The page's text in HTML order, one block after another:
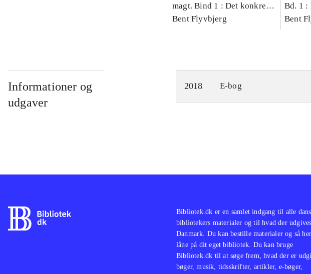
magt. Bind 1 : Det konkretes
videnskab
Bent Flyvbjerg
Bd. 1 :
Bent
Informationer og
udgaver
2018 E-bog
Bibliotek.dk er en samlet indgang til alle
bibliotekers materialer og til hvad der
Danmark. Du kan bestille materialer og så
låne på dit eget bibliotek. Du kan bruge
Bibliotek.dk til at søge frem, hvad der er
bøger, musik, tidsskrifter, artikler, e-bøger,